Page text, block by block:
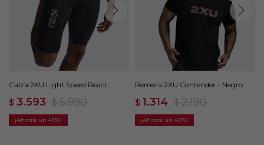
Calza 2XU Light Speed React
$ 3.593 $ 5.990
40
Remera 2XU Contender - Negro
$ 1.314 $ 2.190
40